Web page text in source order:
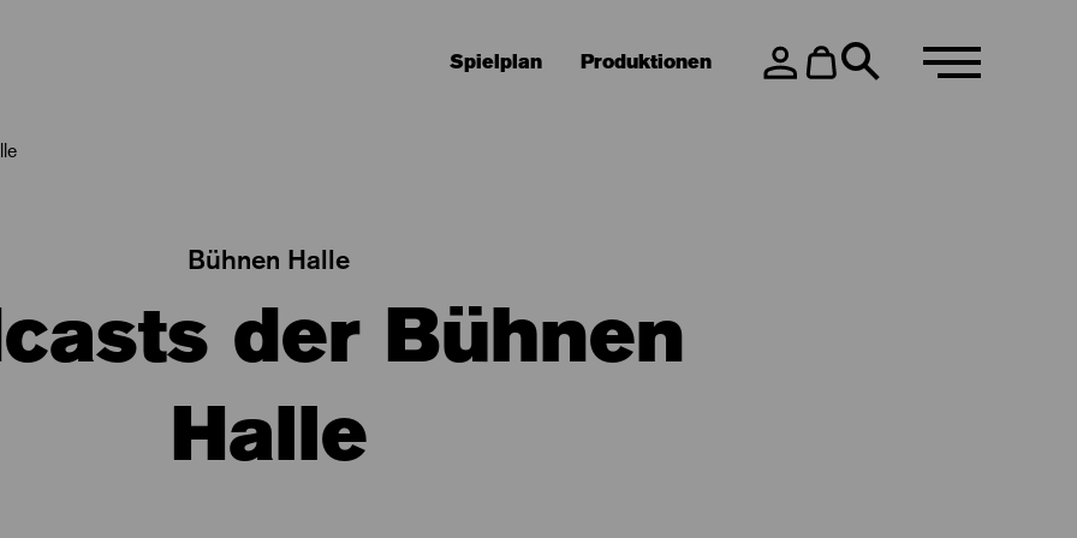
Spielplan Produktionen
Bühnen Halle
der Bühnen
Halle